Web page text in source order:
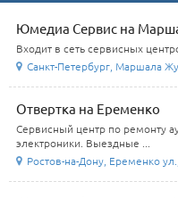
Юмедиа Сервис на
Входит в сеть сервисных
Санкт-Петербург, Маршала
Отвертка на Еременко
Сервисный центр по ремонту
электроники. Выездные ...
Ростов-на-Дону, Еременко